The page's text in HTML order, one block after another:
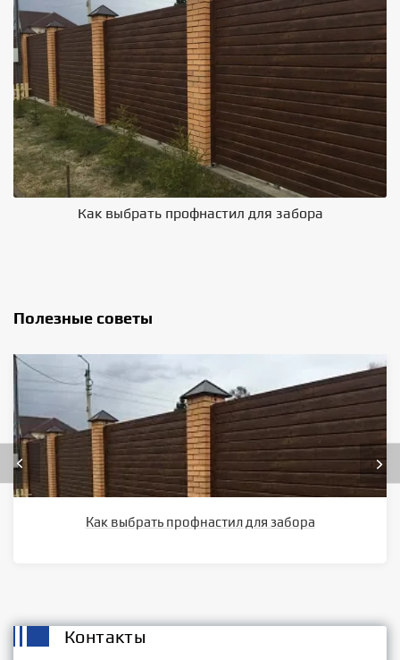
Как выбрать профнастил для забора
Полезные советы
Как выбрать профнастил для забора
Контакты